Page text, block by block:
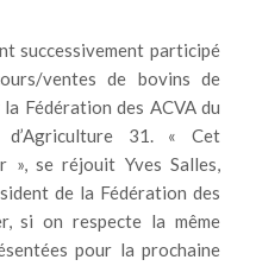
successivement participé
ventes de bovins de
Fédération des ACVA du
d’Agriculture 31. « Cet
», se réjouit Yves Salles,
de la Fédération des
si on respecte la même
pour la prochaine